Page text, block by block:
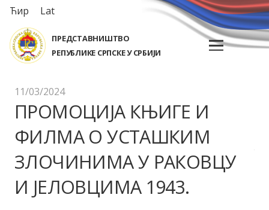
Ћир Lat
ПРЕДСТАВНИШТВО
РЕПУБЛИКЕ СРПСКЕ У СРБИЈИ
11/03/2024
ПРОМОЦИЈА КЊИГЕ И
ФИЛМА О УСТАШКИМ
ЗЛОЧИНИМА У РАКОВЦУ
И ЈЕЛОВЦИМА 1943.